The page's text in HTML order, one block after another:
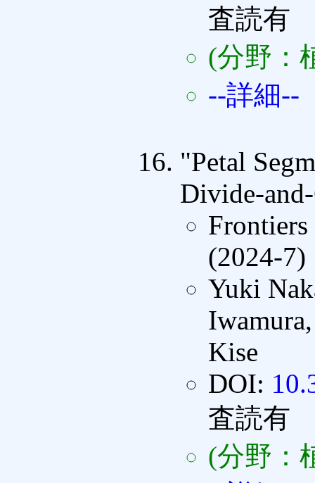
査読有
(分野：
--詳細--
"Petal
Divide-
(2024-7)
Yuki
Kise
DOI:
査読有
(分野：